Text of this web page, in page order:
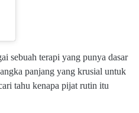
sebuah terapi yang punya dasar
panjang yang krusial untuk
tahu kenapa pijat rutin itu